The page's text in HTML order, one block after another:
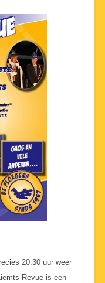
20:30 uur weer
Revue is een